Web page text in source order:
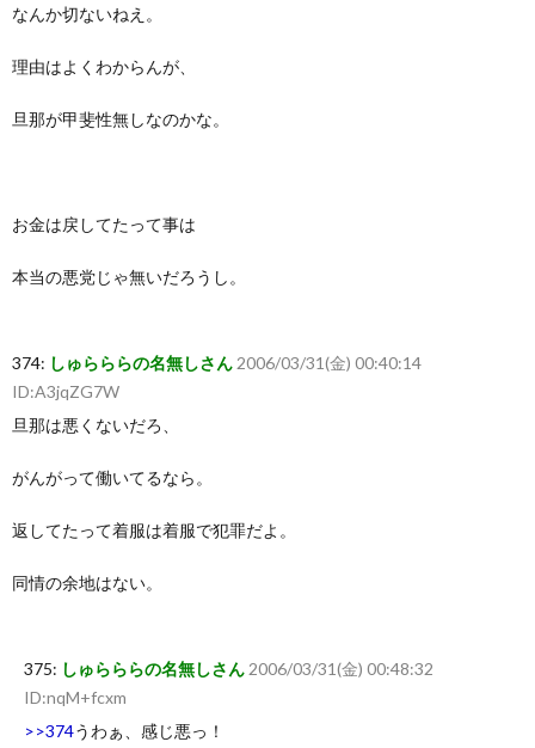
なんか切ないねえ。
理由はよくわからんが、
旦那が甲斐性無しなのかな。
お金は戻してたって事は
本当の悪党じゃ無いだろうし。
374: しゅらららの名無しさん 2006/03/31(金) 00:40:14
ID:A3jqZG7W
旦那は悪くないだろ、
がんがって働いてるなら。
返してたって着服は着服で犯罪だよ。
同情の余地はない。
375: しゅらららの名無しさん 2006/03/31(金) 00:48:32
ID:nqM+fcxm
>>374うわぁ、感じ悪っ！